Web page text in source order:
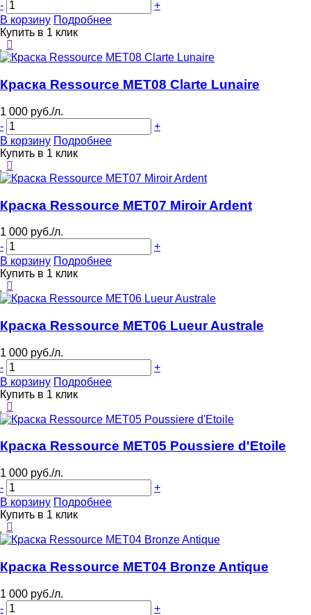
-
+
В корзину Подробнее
Купить в 1 клик
Краска Ressource MET08 Clarte Lunaire
1 000 руб./л.
-
+
В корзину Подробнее
Купить в 1 клик
Краска Ressource MET07 Miroir Ardent
1 000 руб./л.
-
+
В корзину Подробнее
Купить в 1 клик
Краска Ressource MET06 Lueur Australe
1 000 руб./л.
-
+
В корзину Подробнее
Купить в 1 клик
Краска Ressource MET05 Poussiere d'Etoile
1 000 руб./л.
-
+
В корзину Подробнее
Купить в 1 клик
Краска Ressource MET04 Bronze Antique
1 000 руб./л.
-
+